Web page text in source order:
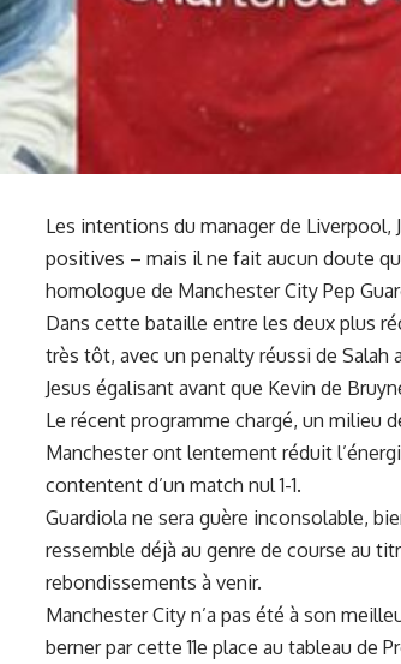
Les intentions du manager de Liverpool,
positives – mais il ne fait aucun doute
homologue de Manchester City Pep
Dans cette bataille entre les deux plus
très tôt, avec un penalty réussi de Salah
Jesus égalisant avant que Kevin de
Le récent programme chargé, un milieu
Manchester ont lentement réduit
contentent d’un match nul 1-1.
Guardiola ne sera guère inconsolable,
ressemble déjà au genre de course au
rebondissements à venir.
Manchester City n’a pas été à son
berner par cette 11e place au tableau de